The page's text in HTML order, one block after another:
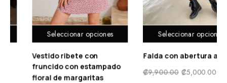
Seleccionar opciones
Falda con abertura alta
9,900.00 ₡ 5,000.00
Seleccionar opciones
Mono de malla en
delantera